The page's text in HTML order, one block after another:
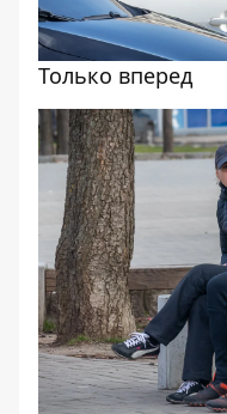
Только вперед